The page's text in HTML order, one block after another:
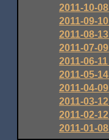
2011-10-08
2011-09-10
2011-08-13
2011-07-09
2011-06-11
2011-05-14
2011-04-09
2011-03-12
2011-02-12
2011-01-08